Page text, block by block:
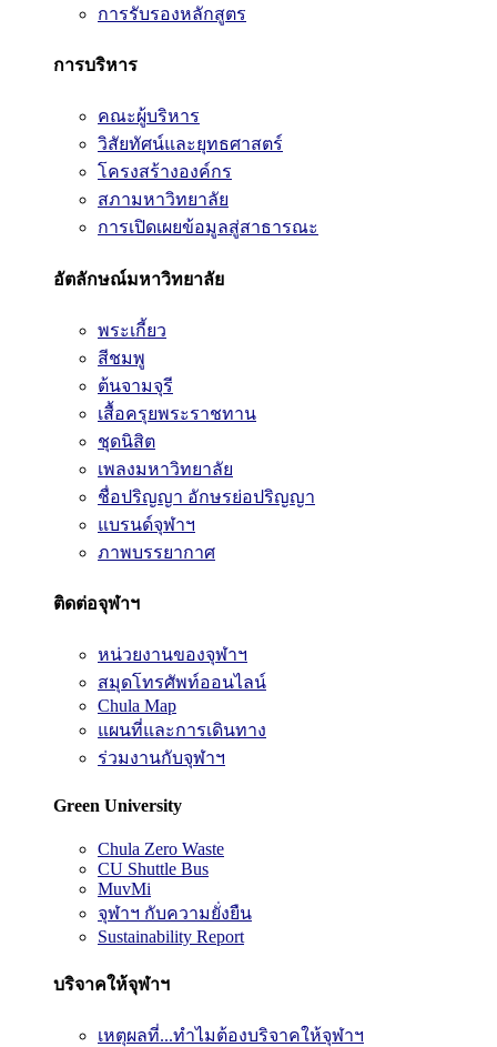
การรับรองหลักสูตร
การบริหาร
คณะผู้บริหาร
วิสัยทัศน์และยุทธศาสตร์
โครงสร้างองค์กร
สภามหาวิทยาลัย
การเปิดเผยข้อมูลสู่สาธารณะ
อัตลักษณ์มหาวิทยาลัย
พระเกี้ยว
สีชมพู
ต้นจามจุรี
เสื้อครุยพระราชทาน
ชุดนิสิต
เพลงมหาวิทยาลัย
ชื่อปริญญา อักษรย่อปริญญา
แบรนด์จุฬาฯ
ภาพบรรยากาศ
ติดต่อจุฬาฯ
หน่วยงานของจุฬาฯ
สมุดโทรศัพท์ออนไลน์
Chula Map
แผนที่และการเดินทาง
ร่วมงานกับจุฬาฯ
Green University
Chula Zero Waste
CU Shuttle Bus
MuvMi
จุฬาฯ กับความยั่งยืน
Sustainability Report
บริจาคให้จุฬาฯ
เหตุผลที่...ทำไมต้องบริจาคให้จุฬาฯ